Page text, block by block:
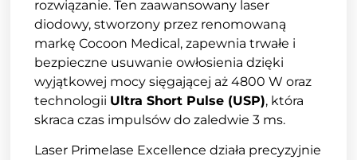
rozwiązanie. Ten zaawansowany laser
diodowy, stworzony przez renomowaną
markę Cocoon Medical, zapewnia trwałe i
bezpieczne usuwanie owłosienia dzięki
wyjątkowej mocy sięgającej aż 4800 W oraz
technologii Ultra Short Pulse (USP), która
skraca czas impulsów do zaledwie 3 ms.
Laser Primelase Excellence działa precyzyjnie